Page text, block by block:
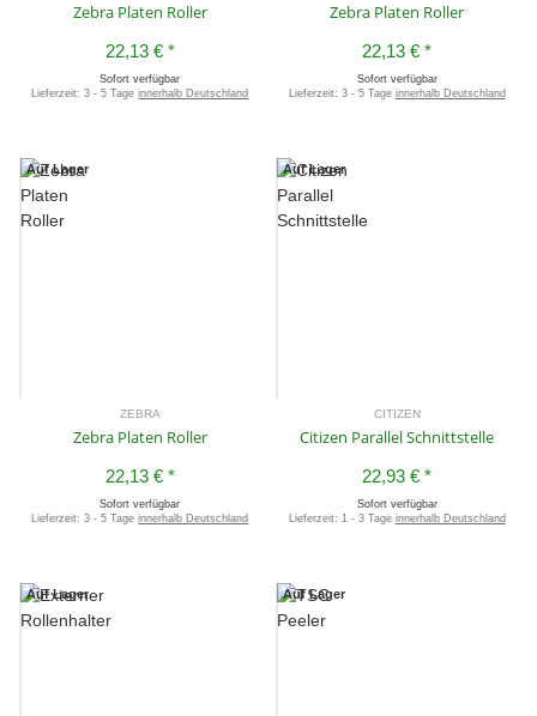
Zebra Platen Roller
22,13 € *
Sofort verfügbar
Lieferzeit:3 - 5 Tageinnerhalb Deutschland
Zebra Platen Roller
22,13 €*
Sofort verfügbar
Lieferzeit: 3 - 5 Tage innerhalb Deutschland
Auf Lager
ZEBRA
Zebra Platen Roller
22,13 € *
Sofort verfügbar
Lieferzeit:3 - 5 Tageinnerhalb Deutschland
Auf Lager
CITIZEN
Citizen Parallel Schnittstelle
22,93 €*
Sofort verfügbar
Lieferzeit: 1 - 3 Tage innerhalb Deutschland
Auf Lager Auf Lager